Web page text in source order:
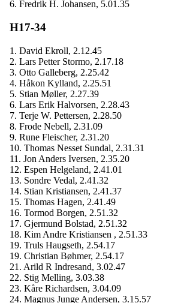
6. Fredrik H. Johansen, 5.01.35
H17-34
1. David Ekroll, 2.12.45
2. Lars Petter Stormo, 2.17.18
3. Otto Galleberg, 2.25.42
4. Håkon Kylland, 2.25.51
5. Stian Møller, 2.27.39
6. Lars Erik Halvorsen, 2.28.43
7. Terje W. Pettersen, 2.28.50
8. Frode Nebell, 2.31.09
9. Rune Fleischer, 2.31.20
10. Thomas Nesset Sundal, 2.31.31
11. Jon Anders Iversen, 2.35.20
12. Espen Helgeland, 2.41.01
13. Sondre Vedal, 2.41.32
14. Stian Kristiansen, 2.41.37
15. Thomas Hagen, 2.41.49
16. Tormod Borgen, 2.51.32
17. Gjermund Bolstad, 2.51.32
18. Kim Andre Kristiansen , 2.51.33
19. Truls Haugseth, 2.54.17
19. Christian Bøhmer, 2.54.17
21. Arild R Indresand, 3.02.47
22. Stig Melling, 3.03.38
23. Kåre Richardsen, 3.04.09
24. Magnus Junge Andersen, 3.15.57